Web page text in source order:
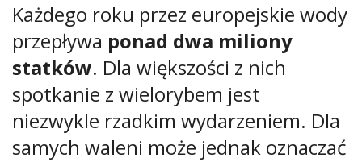
Każdego roku przez europejskie wody
przepływa ponad dwa miliony
statków. Dla większości z nich
spotkanie z wielorybem jest
niezwykle rzadkim wydarzeniem. Dla
samych waleni może jednak oznaczać